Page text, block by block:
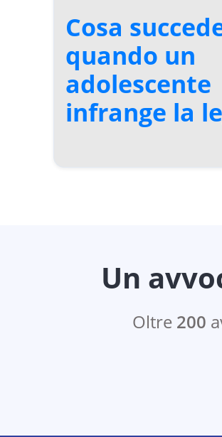
Cosa
quando un
adolescente
infrange la
Un
Oltre 200